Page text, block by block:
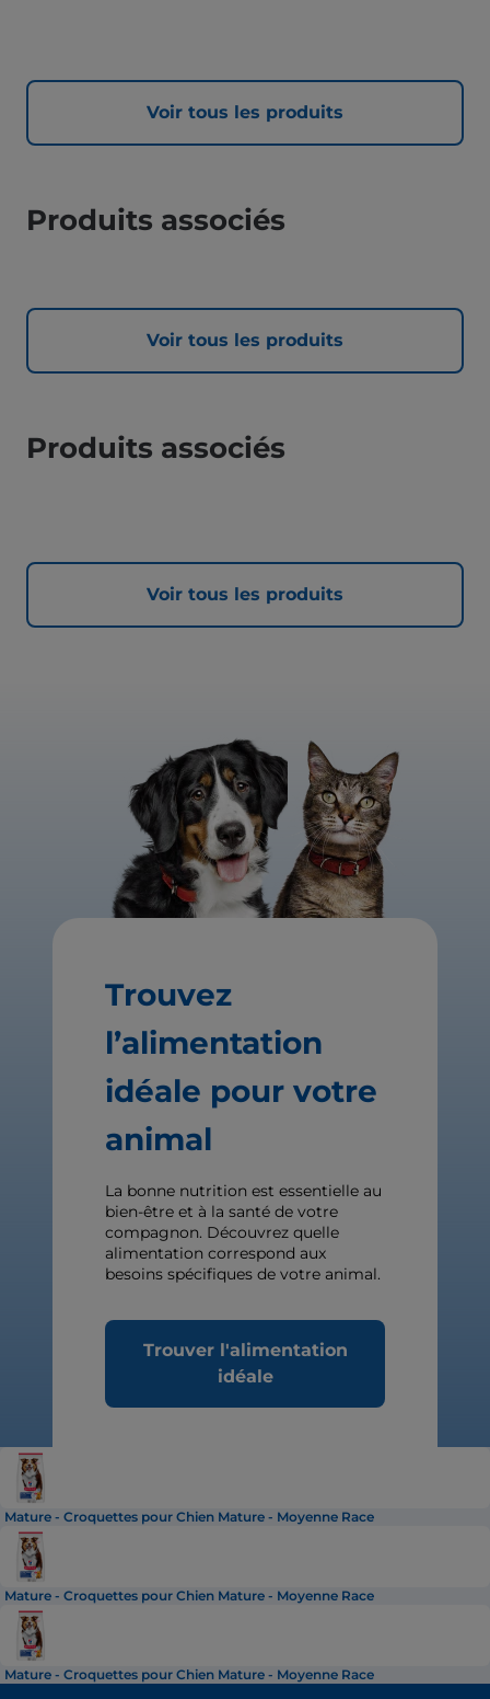
Voir tous les produits
Produits associés
Voir tous les produits
Produits associés
Voir tous les produits
Trouvez
l’alimentation
idéale pour votre
animal
La bonne nutrition est essentielle au
bien-être et à la santé de votre
compagnon. Découvrez quelle
alimentation correspond aux
besoins spécifiques de votre animal.
Trouver l'alimentation
idéale
Mature - Croquettes pour Chien Mature - Moyenne Race
Mature - Croquettes pour Chien Mature - Moyenne Race
Mature - Croquettes pour Chien Mature - Moyenne Race